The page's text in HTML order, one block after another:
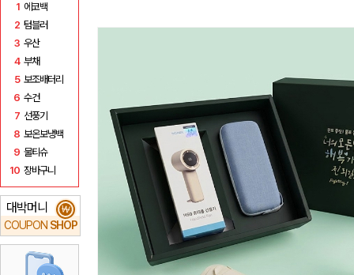
1 에코백
2 텀블러
3 우산
4 부채
5 보조배터리
6 수건
7 선풍기
8 보온보냉백
9 물티슈
10 장바구니
대박머니
COUPON SHOP
₩